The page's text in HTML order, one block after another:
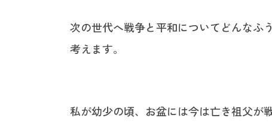
次の世代へ戦争と平和についてどんなふ
考えます。
私が幼少の頃、お盆には今は亡き祖父が